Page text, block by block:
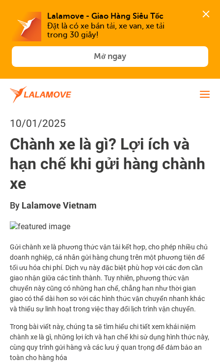
Lalamove - Giao Hàng Siêu Tốc
Đặt là có xe bán tải, xe van, xe tải
trong 30 giây!
Mở ngay
10/01/2025
Chành xe là gì? Lợi ích và
hạn chế khi gửi hàng chành
xe
By Lalamove Vietnam
Gửi chành xe là phương thức vận tải kết hợp, cho phép nhiều chủ
doanh nghiệp, cá nhân gửi hàng chung trên một phương tiện để
tối ưu hóa chi phí. Dịch vụ này đặc biệt phù hợp với các đơn cần
giao nhận giữa các tỉnh thành. Tuy nhiên, phương thức vận
chuyển này cũng có những hạn chế, chẳng hạn như thời gian
giao có thể dài hơn so với các hình thức vận chuyển nhanh khác
và thiếu sự linh hoạt trong việc thay đổi lịch trình vận chuyển.
Trong bài viết này, chúng ta sẽ tìm hiểu chi tiết xem khái niệm
chành xe là gì, những lợi ích và hạn chế khi sử dụng hình thức này,
cùng quy trình gửi hàng và các lưu ý quan trọng để đảm bảo an
toàn cho hàng hóa